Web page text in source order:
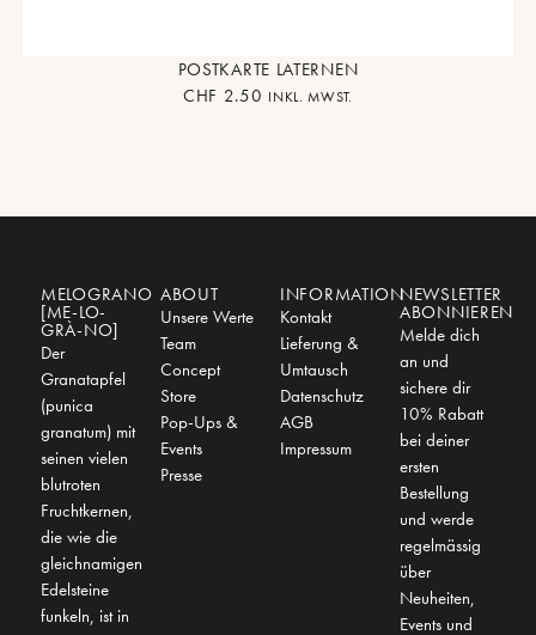
POSTKARTE LATERNEN
CHF 2.50 INKL. MWST.
MELOGRANO
[ME-LO-
GRÀ-NO]
Der
Granatapfel
(punica
granatum) mit
seinen vielen
blutroten
Fruchtkernen,
die wie die
gleichnamigen
Edelsteine
funkeln, ist in
ABOUT
Unsere Werte
Team
Concept
Store
Pop-Ups &
Events
Presse
INFORMATION
Kontakt
Lieferung &
Umtausch
Datenschutz
AGB
Impressum
NEWSLETTER
ABONNIEREN
Melde dich
an und
sichere dir
10% Rabatt
bei deiner
ersten
Bestellung
und werde
regelmässig
über
Neuheiten,
Events und